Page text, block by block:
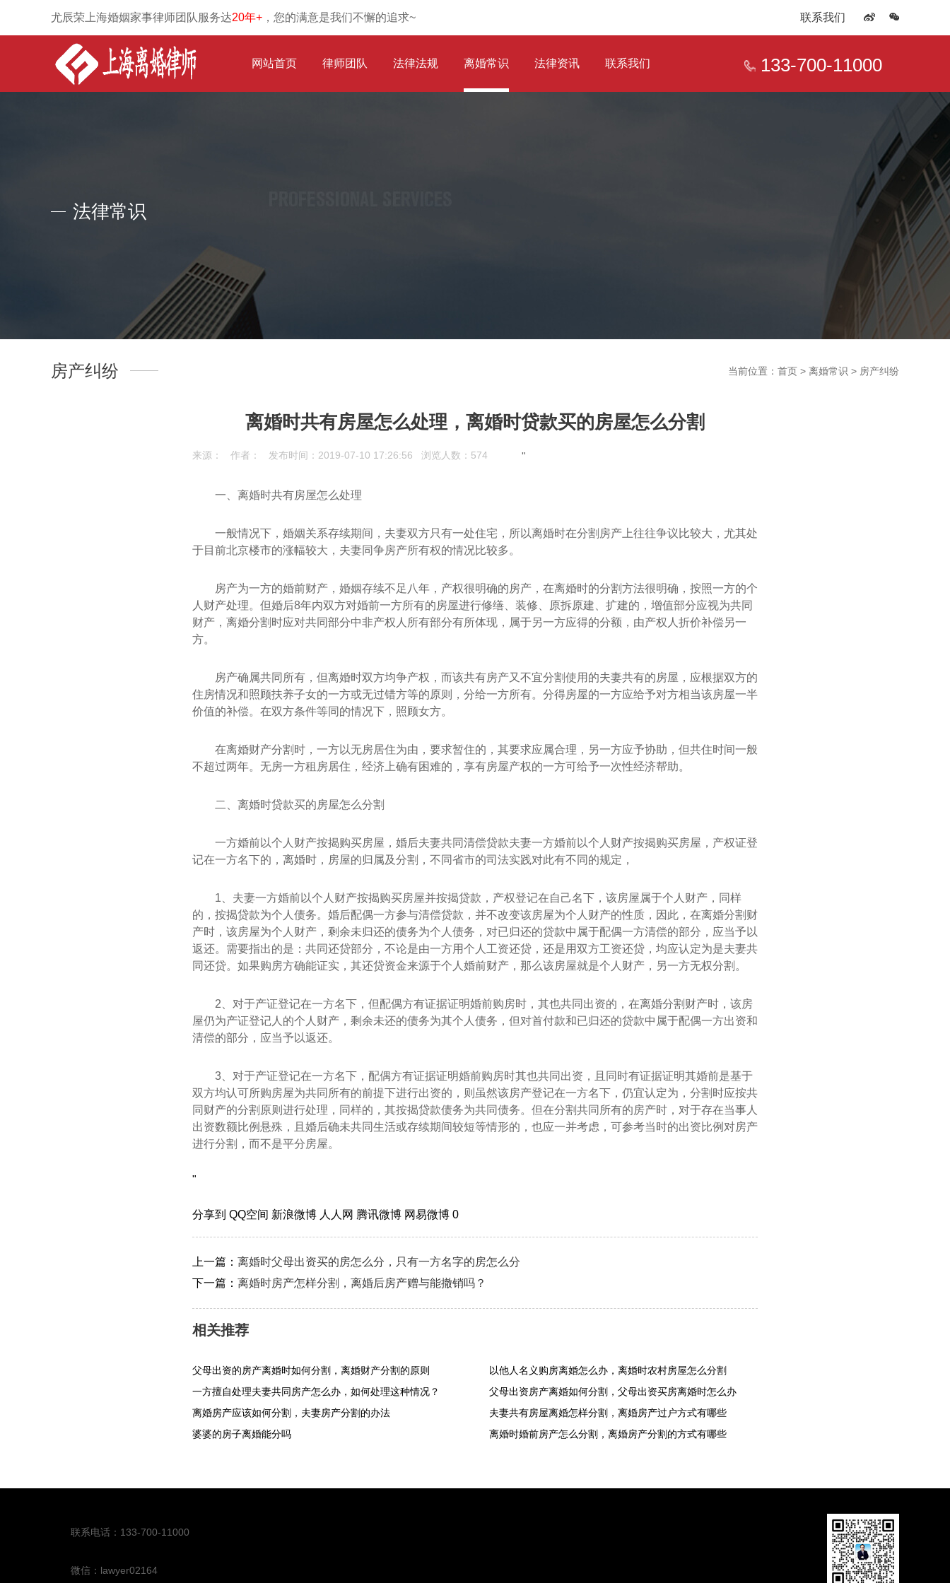
尤辰荣上海婚姻家事律师团队服务达20年+ ，您的满意是我们不懈的追求~ 联系我们
133-700-11000
网站首页 律师团队 法律法规 离婚常识 法律资讯 联系我们
法律常识
房产纠纷 当前位置： 首页 > 离婚常识 > 房产纠纷
离婚时共有房屋怎么处理，离婚时贷款买的房屋怎么分割
来源： 作者： 发布时间：2019-07-10 17:26:56 浏览人数： 574 "
一、离婚时共有房屋怎么处理
一般情况下，婚姻关系存续期间，夫妻双方只有一处住宅，所以离婚时在分割房产上往往争议比较大，尤其处
于目前北京楼市的涨幅较大，夫妻同争房产所有权的情况比较多。
房产为一方的婚前财产，婚姻存续不足八年，产权很明确的房产，在离婚时的分割方法很明确，按照一方的个
人财产处理。但婚后8年内双方对婚前一方所有的房屋进行修缮、装修、原拆原建、扩建的，增值部分应视为共同
财产，离婚分割时应对共同部分中非产权人所有部分有所体现，属于另一方应得的分额，由产权人折价补偿另一
方。
房产确属共同所有，但离婚时双方均争产权，而该共有房产又不宜分割使用的夫妻共有的房屋，应根据双方的
住房情况和照顾扶养子女的一方或无过错方等的原则，分给一方所有。分得房屋的一方应给予对方相当该房屋一半
价值的补偿。在双方条件等同的情况下，照顾女方。
在离婚财产分割时，一方以无房居住为由，要求暂住的，其要求应属合理，另一方应予协助，但共住时间一般
不超过两年。无房一方租房居住，经济上确有困难的，享有房屋产权的一方可给予一次性经济帮助。
二、离婚时贷款买的房屋怎么分割
一方婚前以个人财产按揭购买房屋，婚后夫妻共同清偿贷款夫妻一方婚前以个人财产按揭购买房屋，产权证登
记在一方名下的，离婚时，房屋的归属及分割，不同省市的司法实践对此有不同的规定，
1、夫妻一方婚前以个人财产按揭购买房屋并按揭贷款，产权登记在自己名下，该房屋属于个人财产，同样
的，按揭贷款为个人债务。婚后配偶一方参与清偿贷款，并不改变该房屋为个人财产的性质，因此，在离婚分割财
产时，该房屋为个人财产，剩余未归还的债务为个人债务，对已归还的贷款中属于配偶一方清偿的部分，应当予以
返还。需要指出的是：共同还贷部分，不论是由一方用个人工资还贷，还是用双方工资还贷，均应认定为是夫妻共
同还贷。如果购房方确能证实，其还贷资金来源于个人婚前财产，那么该房屋就是个人财产，另一方无权分割。
2、对于产证登记在一方名下，但配偶方有证据证明婚前购房时，其也共同出资的，在离婚分割财产时，该房
屋仍为产证登记人的个人财产，剩余未还的债务为其个人债务，但对首付款和已归还的贷款中属于配偶一方出资和
清偿的部分，应当予以返还。
3、对于产证登记在一方名下，配偶方有证据证明婚前购房时其也共同出资，且同时有证据证明其婚前是基于
双方均认可所购房屋为共同所有的前提下进行出资的，则虽然该房产登记在一方名下，仍宜认定为，分割时应按共
同财产的分割原则进行处理，同样的，其按揭贷款债务为共同债务。但在分割共同所有的房产时，对于存在当事人
出资数额比例悬殊，且婚后确未共同生活或存续期间较短等情形的，也应一并考虑，可参考当时的出资比例对房产
进行分割，而不是平分房屋。
"
分享到 QQ空间 新浪微博 人人网 腾讯微博 网易微博 0
上一篇： 离婚时父母出资买的房怎么分，只有一方名字的房怎么分
下一篇： 离婚时房产怎样分割，离婚后房产赠与能撤销吗？
相关推荐
父母出资的房产离婚时如何分割，离婚财产分割的原则
以他人名义购房离婚怎么办，离婚时农村房屋怎么分割
一方擅自处理夫妻共同房产怎么办，如何处理这种情况？
父母出资房产离婚如何分割，父母出资买房离婚时怎么办
离婚房产应该如何分割，夫妻房产分割的办法
夫妻共有房屋离婚怎样分割，离婚房产过户方式有哪些
婆婆的房子离婚能分吗
离婚时婚前房产怎么分割，离婚房产分割的方式有哪些
联系电话：133-700-11000
微信：lawyer02164